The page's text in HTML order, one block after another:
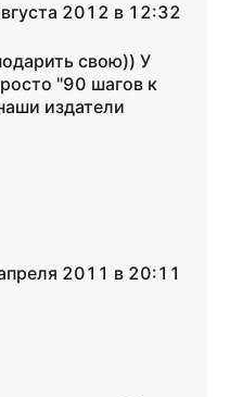
2012 в 12:32
свою)) У
"90 шагов к
издатели
2011 в 20:11